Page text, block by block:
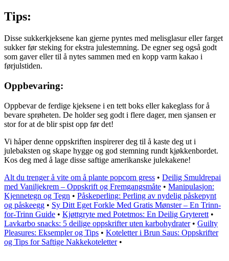
Tips:
Disse sukkerkjeksene kan gjerne pyntes med melisglasur eller farget
sukker før steking for ekstra julestemning. De egner seg også godt
som gaver eller til å nytes sammen med en kopp varm kakao i
førjulstiden.
Oppbevaring:
Oppbevar de ferdige kjeksene i en tett boks eller kakeglass for å
bevare sprøheten. De holder seg godt i flere dager, men sjansen er
stor for at de blir spist opp før det!
Vi håper denne oppskriften inspirerer deg til å kaste deg ut i
julebaksten og skape hygge og god stemning rundt kjøkkenbordet.
Kos deg med å lage disse saftige amerikanske julekakene!
Alt du trenger å vite om å plante popcorn gress • Deilig Smuldrepai
med Vaniljekrem – Oppskrift og Fremgangsmåte • Manipulasjon:
Kjennetegn og Tegn • Påskeperling: Perling av nydelig påskepynt
og påskeegg • Sy Ditt Eget Forkle Med Gratis Mønster – En Trinn-
for-Trinn Guide • Kjøttgryte med Potetmos: En Deilig Gryterett •
Lavkarbo snacks: 5 deilige oppskrifter uten karbohydrater• Guilty
Pleasures: Eksempler og Tips • Koteletter i Brun Saus: Oppskrifter
og Tips for Saftige Nakkekoteletter•